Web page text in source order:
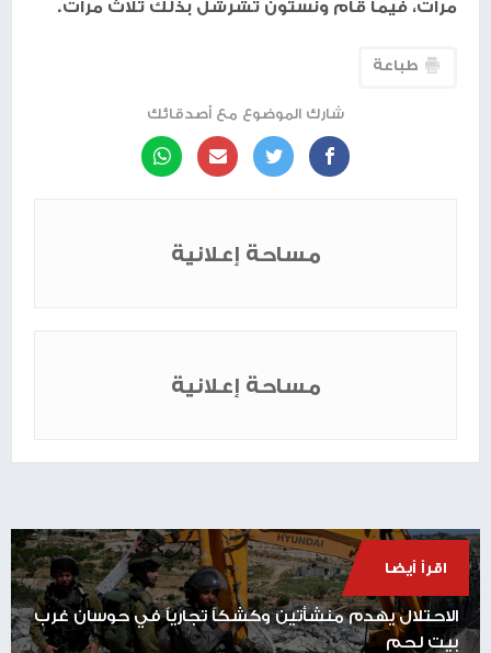
مرات، فيما قام ونستون تشرشل بذلك ثلاث مرات.
طباعة
شارك الموضوع مع أصدقائك
مساحة إعلانية
مساحة إعلانية
اقرأ أيضا
الاحتلال يهدم منشأتين وكشكاً تجارياً في حوسان غرب
بيت لحم